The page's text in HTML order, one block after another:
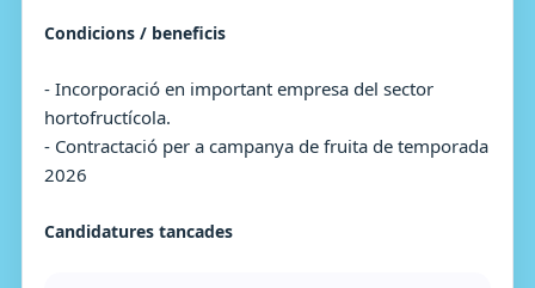
Condicions / beneficis
- Incorporació en important empresa del sector
hortofructícola.
- Contractació per a campanya de fruita de temporada
2026
Candidatures tancades